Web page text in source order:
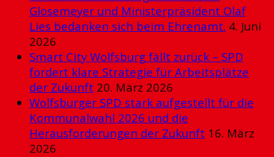
Glosemeyer und Ministerpräsident Olaf
Lies bedanken sich beim Ehrenamt. 4. Juni
2026
Smart City Wolfsburg fällt zurück – SPD
fordert klare Strategie für Arbeitsplätze
der Zukunft 20. März 2026
Wolfsburger SPD stark aufgestellt für die
Kommunalwahl 2026 und die
Herausforderungen der Zukunft 16. März
2026